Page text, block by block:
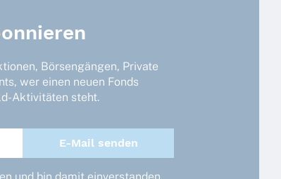
Börsengängen, Private
wer einen neuen Fonds
Aktivitäten steht.